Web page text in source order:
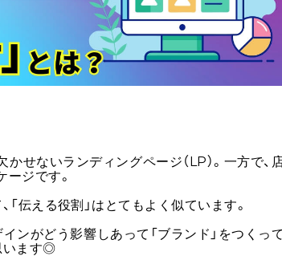
せないランディングページ（LP）。一方で、
ジです。
伝える役割」はとてもよく似ています。
ンがどう影響しあって「ブランド」をつくっ
います◎